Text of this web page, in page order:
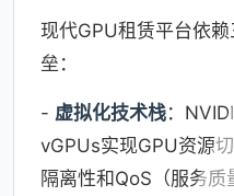
现代GPU租赁平台依
垒：
- 虚拟化技术栈：
vGPUs实现GPU资源
隔离性和QoS（服务质